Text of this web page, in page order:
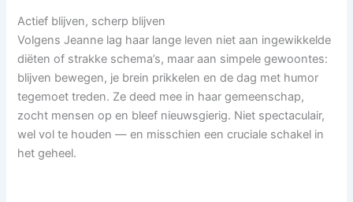
Actief blijven, scherp blijven
Volgens Jeanne lag haar lange leven niet aan ingewikkelde
diëten of strakke schema’s, maar aan simpele gewoontes:
blijven bewegen, je brein prikkelen en de dag met humor
tegemoet treden. Ze deed mee in haar gemeenschap,
zocht mensen op en bleef nieuwsgierig. Niet spectaculair,
wel vol te houden — en misschien een cruciale schakel in
het geheel.